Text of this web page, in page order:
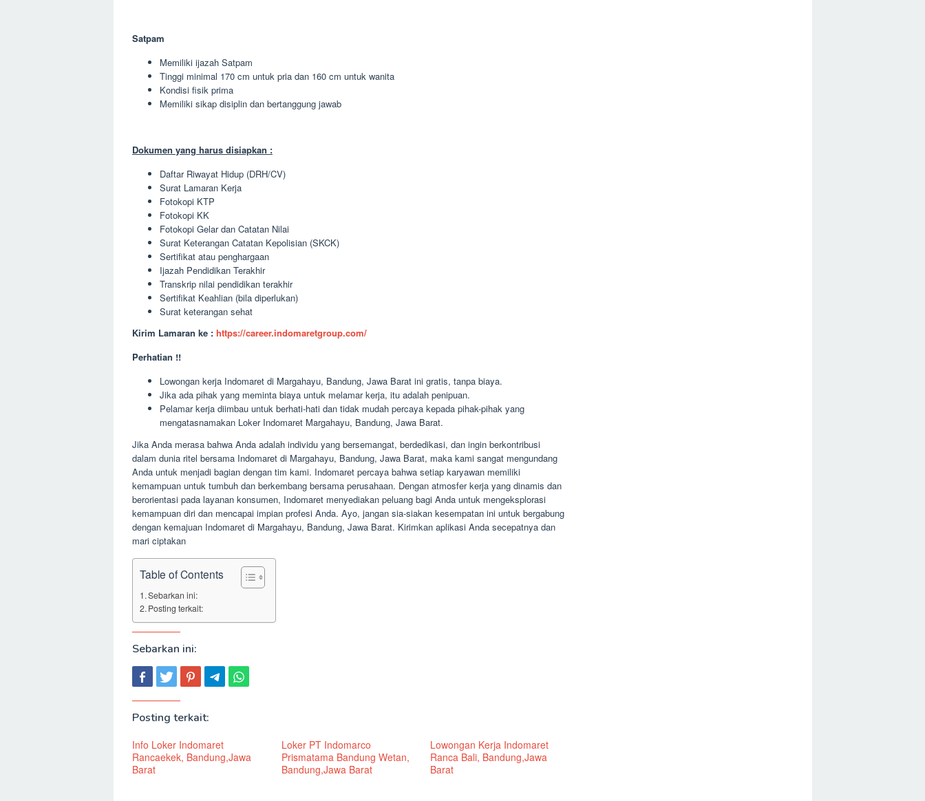
Satpam
Memiliki ijazah Satpam
Tinggi minimal 170 cm untuk pria dan 160 cm untuk wanita
Kondisi fisik prima
Memiliki sikap disiplin dan bertanggung jawab
Dokumen yang harus disiapkan :
Daftar Riwayat Hidup (DRH/CV)
Surat Lamaran Kerja
Fotokopi KTP
Fotokopi KK
Fotokopi Gelar dan Catatan Nilai
Surat Keterangan Catatan Kepolisian (SKCK)
Sertifikat atau penghargaan
Ijazah Pendidikan Terakhir
Transkrip nilai pendidikan terakhir
Sertifikat Keahlian (bila diperlukan)
Surat keterangan sehat
Kirim Lamaran ke : https://career.indomaretgroup.com/
Perhatian !!
Lowongan kerja Indomaret di Margahayu, Bandung, Jawa Barat ini gratis, tanpa biaya.
Jika ada pihak yang meminta biaya untuk melamar kerja, itu adalah penipuan.
Pelamar kerja diimbau untuk berhati-hati dan tidak mudah percaya kepada pihak-pihak yang
mengatasnamakan Loker Indomaret Margahayu, Bandung, Jawa Barat.
Jika Anda merasa bahwa Anda adalah individu yang bersemangat, berdedikasi, dan ingin berkontribusi
dalam dunia ritel bersama Indomaret di Margahayu, Bandung, Jawa Barat, maka kami sangat mengundang
Anda untuk menjadi bagian dengan tim kami. Indomaret percaya bahwa setiap karyawan memiliki
kemampuan untuk tumbuh dan berkembang bersama perusahaan. Dengan atmosfer kerja yang dinamis dan
berorientasi pada layanan konsumen, Indomaret menyediakan peluang bagi Anda untuk mengeksplorasi
kemampuan diri dan mencapai impian profesi Anda. Ayo, jangan sia-siakan kesempatan ini untuk bergabung
dengan kemajuan Indomaret di Margahayu, Bandung, Jawa Barat. Kirimkan aplikasi Anda secepatnya dan
mari ciptakan
Table of Contents
Sebarkan ini:
Posting terkait:
Sebarkan ini:
Posting terkait:
Info Loker Indomaret
Rancaekek, Bandung,Jawa
Barat
Loker PT Indomarco
Prismatama Bandung Wetan,
Bandung,Jawa Barat
Lowongan Kerja Indomaret
Ranca Bali, Bandung,Jawa
Barat